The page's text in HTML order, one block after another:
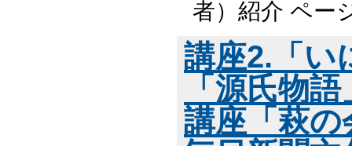
者）紹介 ペー
講座2.「い
「源氏物
講座「萩の